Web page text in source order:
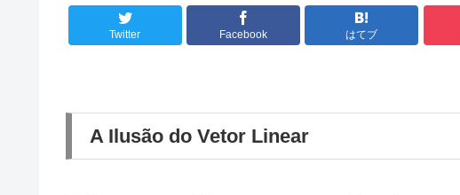
Twitter Facebook はてブ
A Ilusão do Vetor Linear